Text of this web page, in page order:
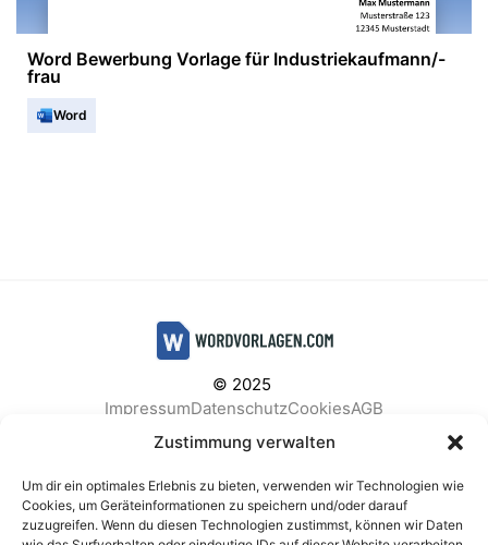
Zustimmung verwalten
Um dir ein optimales Erlebnis zu bieten, verwenden wir Technologien wie
Cookies, um Geräteinformationen zu speichern und/oder darauf
zuzugreifen. Wenn du diesen Technologien zustimmst, können wir Daten
Word Bewerbung Vorlage für Industriekaufmann/-
frau
Word
© 2025
ImpressumDatenschutzCookiesAGB
Facebook
Instagram
BELIEBTE KATEGORIEN